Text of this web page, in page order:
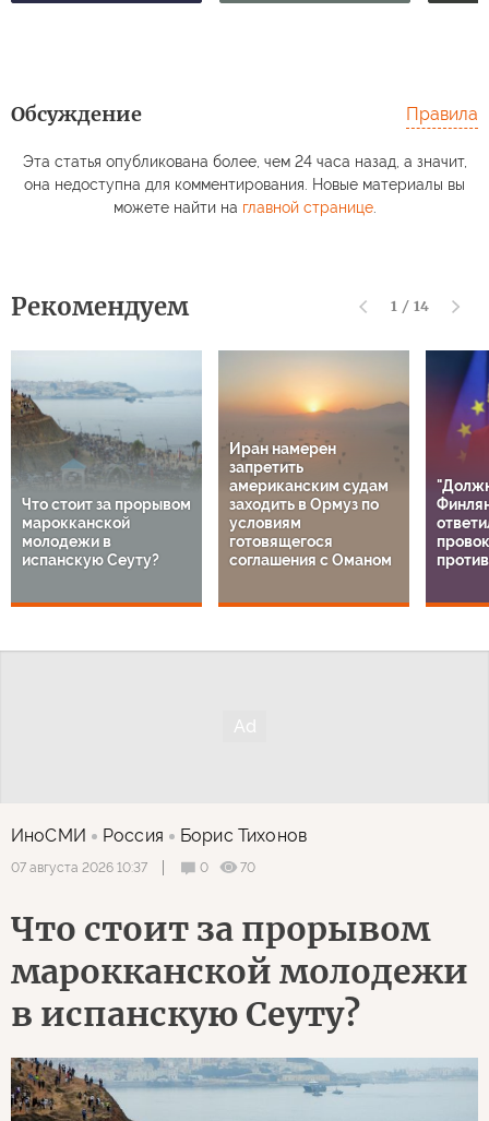
Обсуждение Правила
Эта статья опубликована более, чем 24 часа назад, а значит,
она недоступна для комментирования. Новые материалы вы
можете найти на главной странице.
Рекомендуем 1 / 14
Что стоит за прорывом
марокканской
молодежи в
испанскую Сеуту?
Иран намерен
запретить
американским судам
заходить в Ормуз по
условиям
готовящегося
соглашения с Оманом
ИноСМИ Россия Борис Тихонов
07 августа 2026 10:37 0 70
Что стоит за прорывом
марокканской молодежи
в испанскую Сеуту?